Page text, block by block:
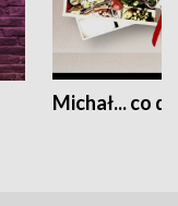
Michał... co